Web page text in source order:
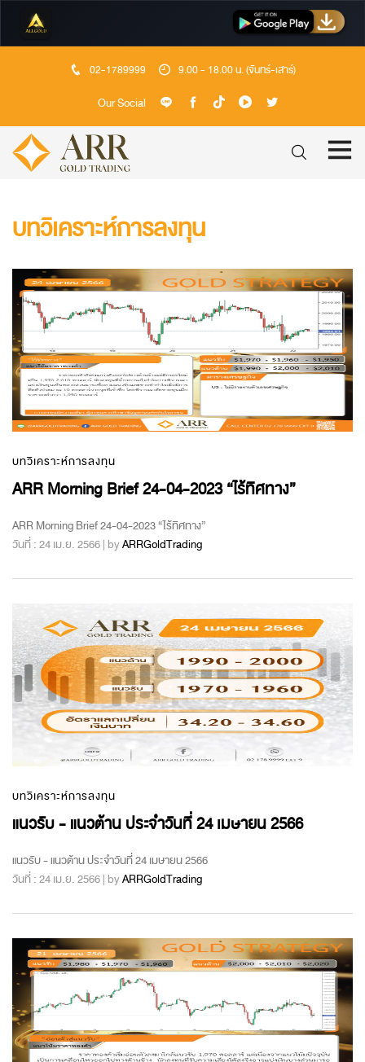
02-1789999 9.00 - 18.00 น. (จันทร์-เสาร์)
Our Social
บทวิเคราะห์การลงทุน
บทวิเคราะห์การลงทุน
ARR Morning Brief 24-04-2023 “ไร้ทิศทาง”
ARR Morning Brief 24-04-2023 “ไร้ทิศทาง”
วันที่ : 24 เม.ย. 2566 | byARRGoldTrading
บทวิเคราะห์การลงทุน
แนวรับ - แนวต้าน ประจำวันที่ 24 เมษายน 2566
แนวรับ - แนวต้าน ประจำวันที่ 24 เมษายน 2566
วันที่ : 24 เม.ย. 2566 | byARRGoldTrading